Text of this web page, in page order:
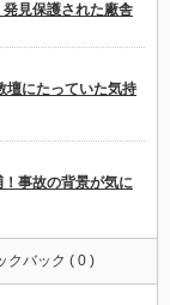
発見保護された廠舎
壇にたっていた気持
事故の背景が気に
クバック ( 0 )